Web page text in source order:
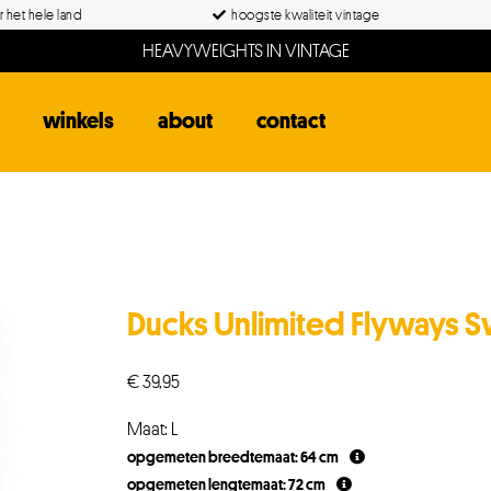
het hele land hoogste kwaliteit vintage
HEAVYWEIGHTS IN VINTAGE
winkels about contact
Ducks Unlimited Flyways
€39,95
Maat: L
opgemeten breedtemaat: 64 cm
opgemeten lengtemaat: 72 cm